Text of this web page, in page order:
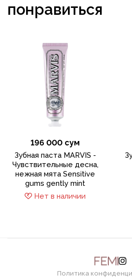
понравиться
196 000 сум
Зубная паста MARVIS -
Чувствительные десна,
нежная мята Sensitive
gums gently mint
Нет в наличии
Политика